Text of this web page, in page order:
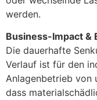
werden.
Business-Impact &
Die dauerhafte
Verlauf ist für den
Anlagenbetrieb von
dass